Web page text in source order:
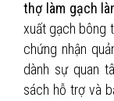
thợ làm gạch
xuất gạch bông
chứng nhận
dành sự quan
sách hỗ trợ và